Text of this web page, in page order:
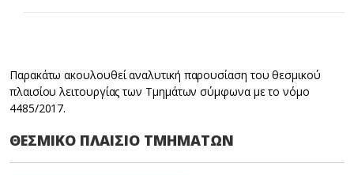
Παρακάτω ακουλουθεί αναλυτική παρουσίαση του θεσμικού
πλαισίου λειτουργίας των Τμημάτων σύμφωνα με το νόμο
4485/2017.
ΘΕΣΜΙΚΟ ΠΛΑΙΣΙΟ ΤΜΗΜΑΤΩΝ